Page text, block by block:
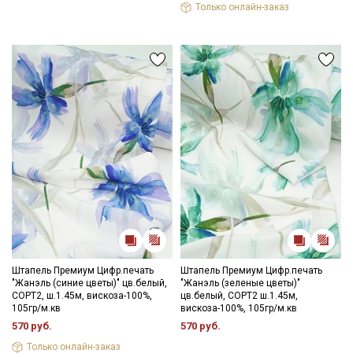
Только онлайн-заказ
Штапель Премиум Цифр.печать
"Жанэль (синие цветы)" цв.белый,
СОРТ2, ш.1.45м, вискоза-100%,
105гр/м.кв
570 руб.
Только онлайн-заказ
Штапель Премиум Цифр.печать
"Жанэль (зеленые цветы)"
цв.белый, СОРТ2 ш.1.45м,
вискоза-100%, 105гр/м.кв
570 руб.